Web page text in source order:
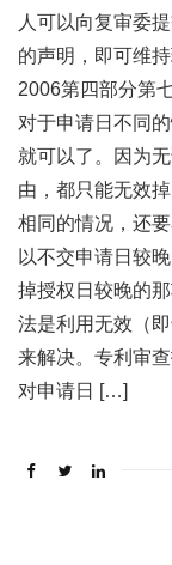
人可以向复审委
的声明，即可维
2006第四部分第
对于申请日不同
就可以了。因为
由，都只能无效
相同的情况，还
以不交申请日较
掉授权日较晚的
法是利用无效（
来解决。专利审
对申请日 […]